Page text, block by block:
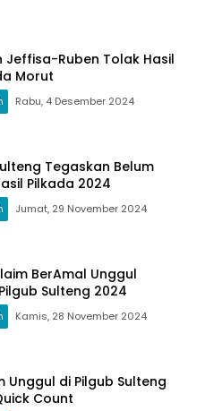
Jeffisa-Ruben Tolak Hasil
Morut
Rabu, 4 Desember 2024
Tegaskan Belum
Pilkada 2024
Jumat, 29 November 2024
BerAmal Unggul
Sulteng 2024
Kamis, 28 November 2024
Unggul di Pilgub Sulteng
Count